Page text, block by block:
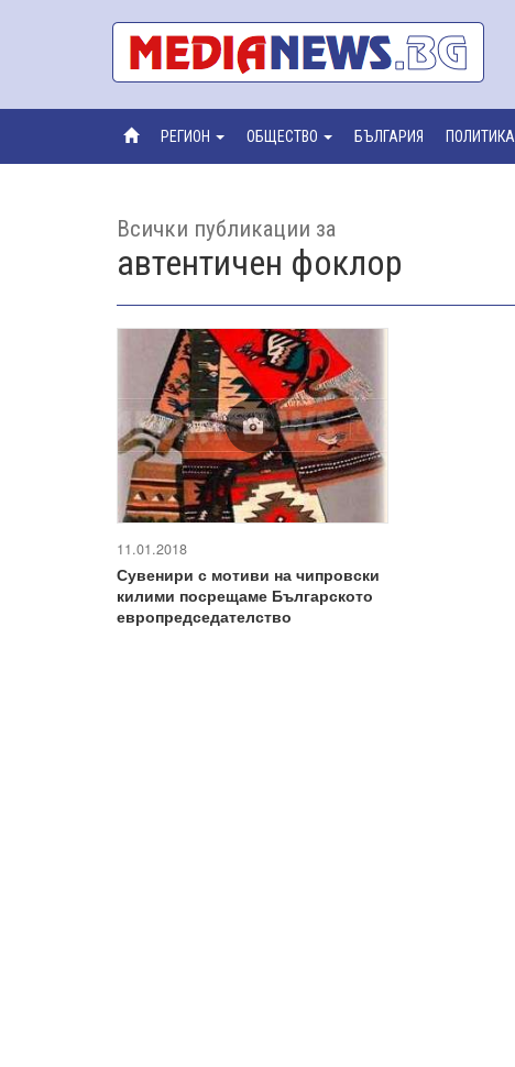
РЕГИОН ОБЩЕСТВО БЪЛГАРИЯ ПОЛИТИКА
Всички публикации за
автентичен фоклор
11.01.2018
Сувенири с мотиви на чипровски
килими посрещаме Българското
европредседателство